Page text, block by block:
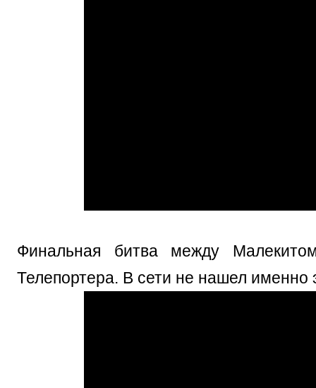
Финальная битва между
Телепортера. В сети не нашел именно